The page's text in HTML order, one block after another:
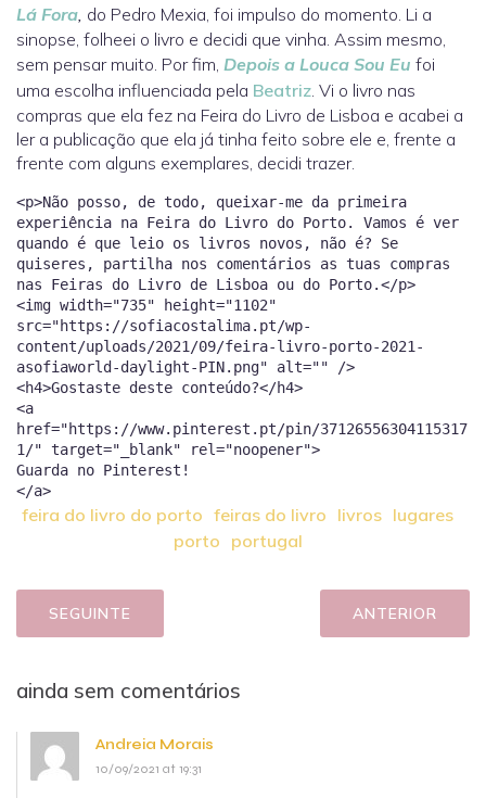
Lá Fora, do Pedro Mexia, foi impulso do momento. Li a
sinopse, folheei o livro e decidi que vinha. Assim mesmo,
sem pensar muito. Por fim, Depois a Louca Sou Eu foi
uma escolha influenciada pela Beatriz. Vi o livro nas
compras que ela fez na Feira do Livro de Lisboa e acabei a
ler a publicação que ela já tinha feito sobre ele e, frente a
frente com alguns exemplares, decidi trazer.
<p>Não posso, de todo, queixar-me da primeira
experiência na Feira do Livro do Porto. Vamos é ver
quando é que leio os livros novos, não é? Se
quiseres, partilha nos comentários as tuas compras
nas Feiras do Livro de Lisboa ou do Porto.</p>
<img width="735" height="1102"
src="https://sofiacostalima.pt/wp-
content/uploads/2021/09/feira-livro-porto-2021-
asofiaworld-daylight-PIN.png" alt="" />
<h4>Gostaste deste conteúdo?</h4>
<a
href="https://www.pinterest.pt/pin/37126556304115317
1/" target="_blank" rel="noopener">
Guarda no Pinterest!
feira do livro do porto feiras do livro livros lugares
porto portugal
SEGUINTE ANTERIOR
ainda sem comentários
Andreia Morais
10/09/2021 at 19:31